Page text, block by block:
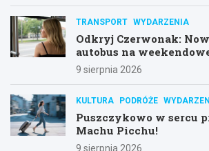
TRANSPORT WYDARZENIA
Odkryj Czerwonak:
autobus na
9 sierpnia 2026
KULTURA PODRÓŻE
Puszczykowo w sercu
Machu Picchu!
9 sierpnia 2026